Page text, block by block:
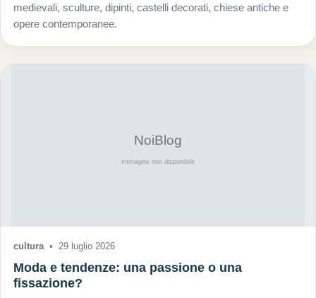
medievali, sculture, dipinti, castelli decorati, chiese antiche e
opere contemporanee.
cultura • 29 luglio 2026
Moda e tendenze: una passione o una
fissazione?